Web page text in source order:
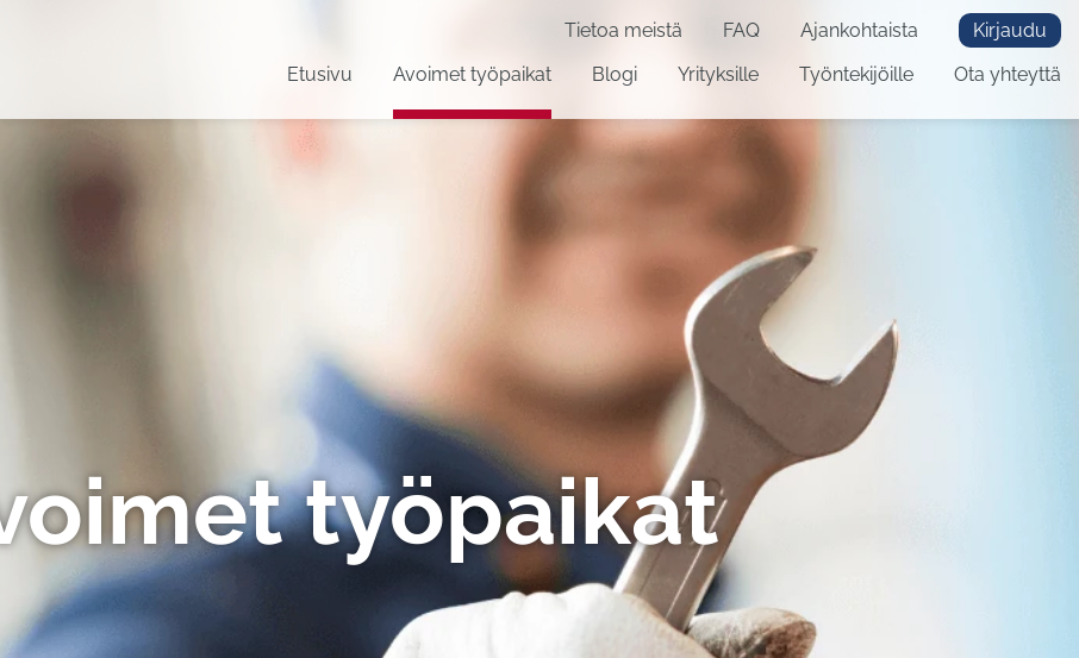
Etusivu Avoimet työpaikat Blogi Yrityksille Työntekijöille Ota yhteyttä
Tietoa meistä FAQ Ajankohtaista Kirjaudu
työpaikat